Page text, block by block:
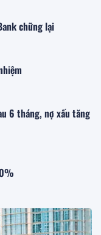
chững lại
6 tháng, nợ xấu tăng